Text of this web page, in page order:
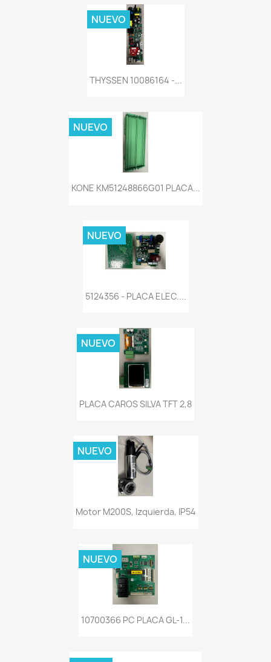
THYSSEN 10086164 -...
NUEVO
KONE KM51248866G01 PLACA...
NUEVO
5124356 - PLACA ELEC....
NUEVO
PLACA CAROS SILVA TFT 2,8
NUEVO
Motor M200S, Izquierda, IP54
NUEVO
10700366 PC PLACA GL-1...
NUEVO